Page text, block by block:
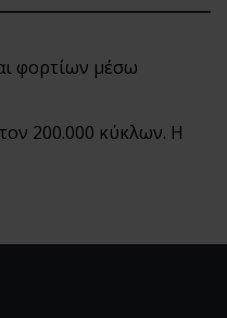
φορτίων μέσω
200.000 κύκλων. Η